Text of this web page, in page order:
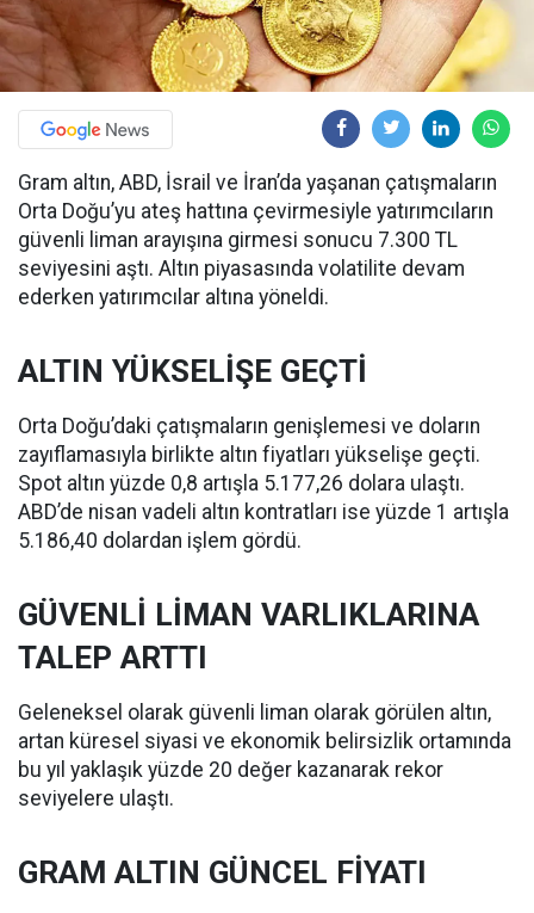
Gram altın, ABD, İsrail ve İran’da yaşanan çatışmaların
Orta Doğu’yu ateş hattına çevirmesiyle yatırımcıların
güvenli liman arayışına girmesi sonucu 7.300 TL
seviyesini aştı. Altın piyasasında volatilite devam
ederken yatırımcılar altına yöneldi.
ALTIN YÜKSELİŞE GEÇTİ
Orta Doğu’daki çatışmaların genişlemesi ve doların
zayıflamasıyla birlikte altın fiyatları yükselişe geçti.
Spot altın yüzde 0,8 artışla 5.177,26 dolara ulaştı.
ABD’de nisan vadeli altın kontratları ise yüzde 1 artışla
5.186,40 dolardan işlem gördü.
GÜVENLİ LİMAN VARLIKLARINA
TALEP ARTTI
Geleneksel olarak güvenli liman olarak görülen altın,
artan küresel siyasi ve ekonomik belirsizlik ortamında
bu yıl yaklaşık yüzde 20 değer kazanarak rekor
seviyelere ulaştı.
GRAM ALTIN GÜNCEL FİYATI